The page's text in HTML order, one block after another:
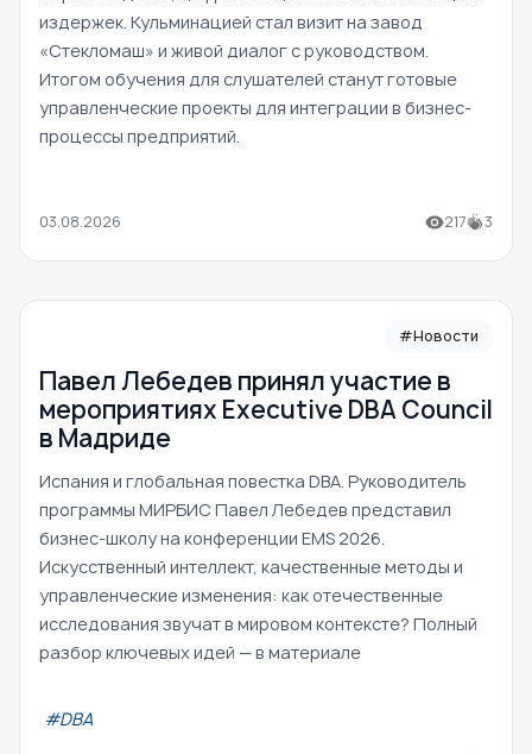
издержек. Кульминацией стал визит на завод
«Стекломаш» и живой диалог с руководством.
Итогом обучения для слушателей станут готовые
управленческие проекты для интеграции в бизнес-
процессы предприятий.
03.08.2026 217 3
#Новости
Павел Лебедев принял участие в
мероприятиях Executive DBA Council
в Мадриде
Испания и глобальная повестка DBA. Руководитель
программы МИРБИС Павел Лебедев представил
бизнес-школу на конференции EMS 2026.
Искусственный интеллект, качественные методы и
управленческие изменения: как отечественные
исследования звучат в мировом контексте? Полный
разбор ключевых идей — в материале
#DBA